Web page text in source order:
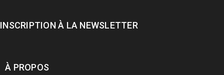
INSCRIPTION À LA NEWSLETTER
À PROPOS